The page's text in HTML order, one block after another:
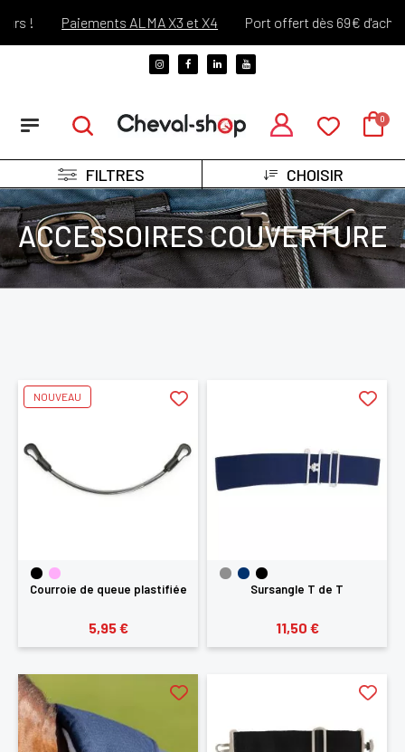
Paiements ALMA X3 et X4 Port offert dès 69€ d'achats !*
FILTRES CHOISIR
ACCESSOIRES COUVERTURE
Courroie de queue plastifiée
5,95 €
NOUVEAU
Sursangle T de T
11,50 €